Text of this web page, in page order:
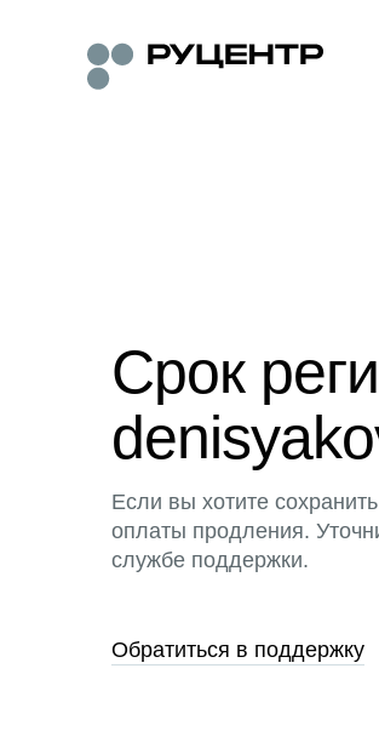
Срок
Если вы хотите
оплаты продления.
службе поддержки.
Обратиться в поддержку